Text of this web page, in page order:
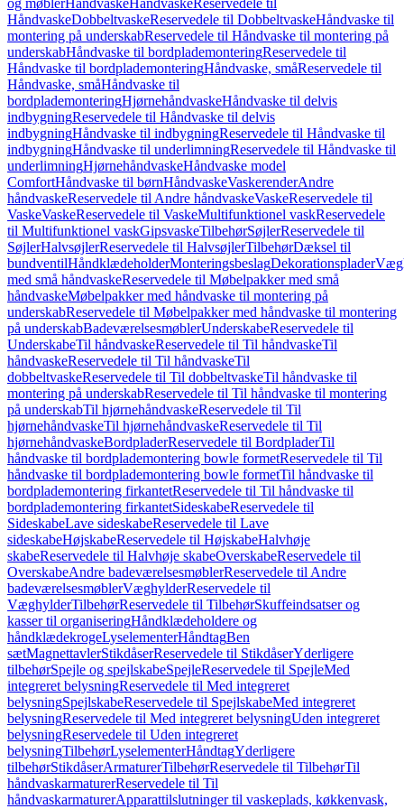
og møblerHåndvaskeHåndvaskeReservedele til
HåndvaskeDobbeltvaskeReservedele til DobbeltvaskeHåndvaske til
montering på underskabReservedele til Håndvaske til montering på
underskabHåndvaske til bordplademonteringReservedele til
Håndvaske til bordplademonteringHåndvaske, småReservedele til
Håndvaske, småHåndvaske til
bordplademonteringHjørnehåndvaskeHåndvaske til delvis
indbygningReservedele til Håndvaske til delvis
indbygningHåndvaske til indbygningReservedele til Håndvaske til
indbygningHåndvaske til underlimningReservedele til Håndvaske til
underlimningHjørnehåndvaskeHåndvaske model
ComfortHåndvaske til børnHåndvaskeVaskerenderAndre
håndvaskeReservedele til Andre håndvaskeVaskeReservedele til
VaskeVaskeReservedele til VaskeMultifunktionel vaskReservedele
til Multifunktionel vaskGipsvaskeTilbehørSøjlerReservedele til
SøjlerHalvsøjlerReservedele til HalvsøjlerTilbehørDæksel til
bundventilHåndklædeholderMonteringsbeslagDekorationsplader
med små håndvaskeReservedele til Møbelpakker med små
håndvaskeMøbelpakker med håndvaske til montering på
underskabReservedele til Møbelpakker med håndvaske til montering
på underskabBadeværelsesmøblerUnderskabeReservedele til
UnderskabeTil håndvaskeReservedele til Til håndvaskeTil
håndvaskeReservedele til Til håndvaskeTil
dobbeltvaskeReservedele til Til dobbeltvaskeTil håndvaske til
montering på underskabReservedele til Til håndvaske til montering
på underskabTil hjørnehåndvaskeReservedele til Til
hjørnehåndvaskeTil hjørnehåndvaskeReservedele til Til
hjørnehåndvaskeBordpladerReservedele til BordpladerTil
håndvaske til bordplademontering bowle formetReservedele til Til
håndvaske til bordplademontering bowle formetTil håndvaske til
bordplademontering firkantetReservedele til Til håndvaske til
bordplademontering firkantetSideskabeReservedele til
SideskabeLave sideskabeReservedele til Lave
sideskabeHøjskabeReservedele til HøjskabeHalvhøje
skabeReservedele til Halvhøje skabeOverskabeReservedele til
OverskabeAndre badeværelsesmøblerReservedele til Andre
badeværelsesmøblerVæghylderReservedele til
VæghylderTilbehørReservedele til TilbehørSkuffeindsatser og
kasser til organiseringHåndklædeholdere og
håndklædekrogeLyselementerHåndtagBen
sætMagnettavlerStikdåserReservedele til StikdåserYderligere
tilbehørSpejle og spejlskabeSpejleReservedele til SpejleMed
integreret belysningReservedele til Med integreret
belysningSpejlskabeReservedele til SpejlskabeMed integreret
belysningReservedele til Med integreret belysningUden integreret
belysningReservedele til Uden integreret
belysningTilbehørLyselementerHåndtagYderligere
tilbehørStikdåserArmaturerTilbehørReservedele til TilbehørTil
håndvaskarmaturerReservedele til Til
håndvaskarmaturerApparattilslutninger til vaskeplads, køkkenvask,